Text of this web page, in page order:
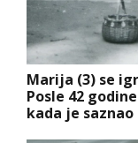
Marija (3) se
Posle 42
kada je